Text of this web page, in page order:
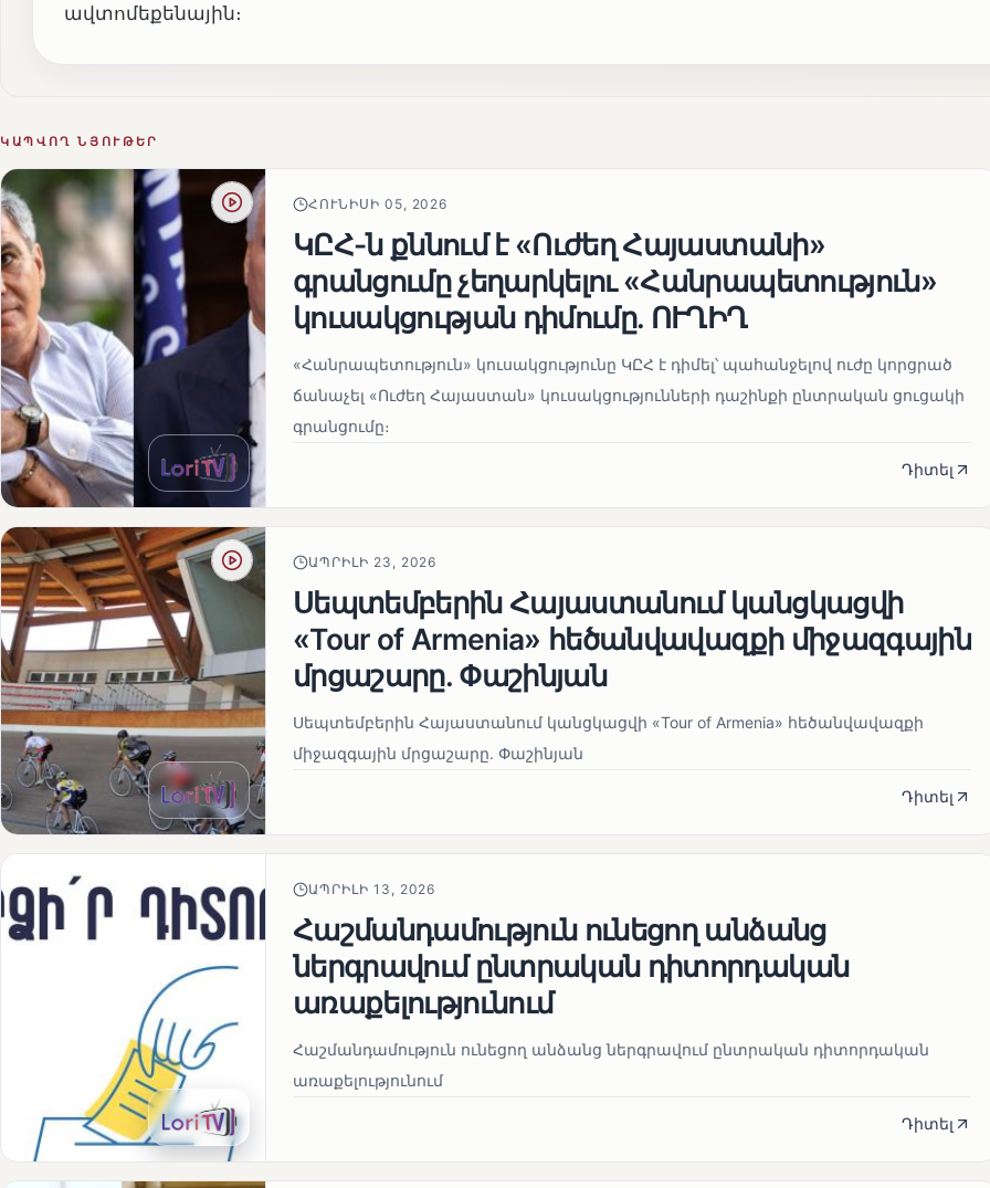
ավտոմեքենային։
ԿԱՊՎՈՂ ՆՅՈՒԹԵՐ
ՀՈՒՆԻՍԻ 05, 2026
ԿԸՀ-ն քննում է «Ուժեղ Հայաստանի»
գրանցումը չեղարկելու «Հանրապետություն»
կուսակցության դիմումը. ՈՒՂԻՂ
«Հանրապետություն» կուսակցությունը ԿԸՀ է դիմել՝ պահանջելով ուժը կորցրած
ճանաչել «Ուժեղ Հայաստան» կուսակցությունների դաշինքի ընտրական ցուցակի
գրանցումը։
Դիտել
ԱՊՐԻԼԻ 23, 2026
Սեպտեմբերին Հայաստանում կանցկացվի
«Tour of Armenia» հեծանվավազքի միջազգային
մրցաշարը. Փաշինյան
Սեպտեմբերին Հայաստանում կանցկացվի «Tour of Armenia» հեծանվավազքի
միջազգային մրցաշարը. Փաշինյան
Դիտել
ԱՊՐԻԼԻ 13, 2026
Հաշմանդամություն ունեցող անձանց
ներգրավում ընտրական դիտորդական
առաքելությունում
Հաշմանդամություն ունեցող անձանց ներգրավում ընտրական դիտորդական
առաքելությունում
Դիտել